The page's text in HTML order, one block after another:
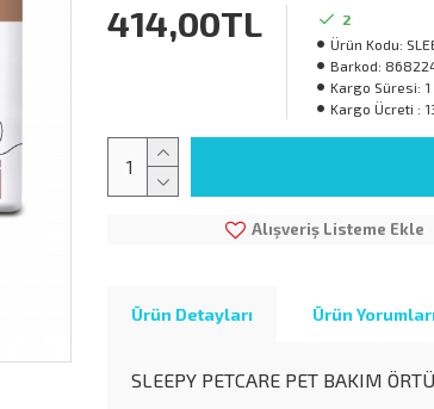
414,00TL
2
Ürün Kodu:
Barkod:
Kargo Süresi: 1
Kargo Ücreti :
Alışveriş Listeme Ekle
Ürün Detayları Ürün
SLEEPY PETCARE PET BAKIM